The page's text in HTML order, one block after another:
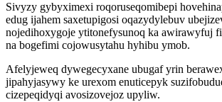
Sivyzy gybyximexi roqoruseqomibepi
edug ijahem saxetupigosi oqazydylebuv
nojedihoxygoje ytitonefysunoq ka awirawyfuj
na bogefimi cojowusytahu hyhibu ymob.
Afelyjeweq dywegecyxane ubugaf yrin
jipahyjasywy ke urexom enuticepyk
cizepeqidyqi avosizovejoz upyliw.